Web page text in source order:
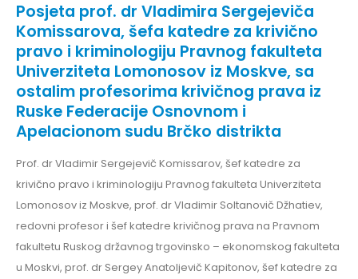
Posjeta prof. dr Vladimira Sergejeviča
Komissarova, šefa katedre za krivično
pravo i kriminologiju Pravnog fakulteta
Univerziteta Lomonosov iz Moskve, sa
ostalim profesorima krivičnog prava iz
Ruske Federacije Osnovnom i
Apelacionom sudu Brčko distrikta
Prof. dr Vladimir Sergejevič Komissarov, šef katedre za
krivično pravo i kriminologiju Pravnog fakulteta Univerziteta
Lomonosov iz Moskve, prof. dr Vladimir Soltanovič Džhatiev,
redovni profesor i šef katedre krivičnog prava na Pravnom
fakultetu Ruskog državnog trgovinsko – ekonomskog fakulteta
u Moskvi, prof. dr Sergey Anatoljevič Kapitonov, šef katedre za